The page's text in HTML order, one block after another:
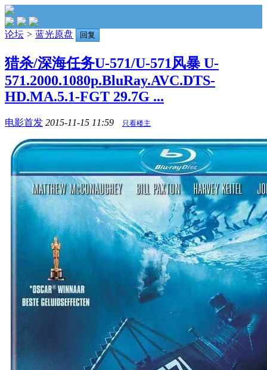
论坛 > 蓝光原盘 回复
猎杀/深海任务U-571/U-571风暴 U-
571.2000.1080p.BluRay.AVC.DTS-
HD.MA.5.1-FGT 29.7G ...
电影首发 2015-11-15 11:59 只看楼主